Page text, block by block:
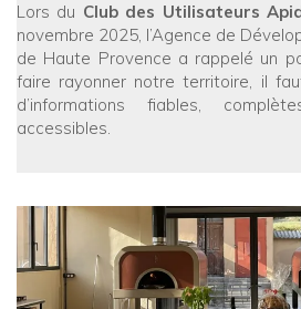
Lors du Club des Utilisateurs
novembre 2025, l’Agence de
de Haute Provence a rappelé un
faire rayonner notre territoire, il
d’informations fiables,
accessibles.